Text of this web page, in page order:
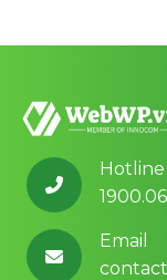
Hotline
Email